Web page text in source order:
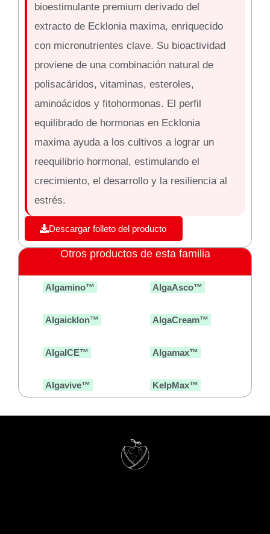
Otros productos de esta familia
Algamino™ AlgaAsco™
Algaicklon™ AlgaCream™
AlgaICE™ Algamax™
Algavive™ KelpMax™
bioestimulante premium derivado del
extracto de Ecklonia maxima, enriquecido
con micronutrientes clave. Su bioactividad
proviene de una combinación natural de
polisacáridos, vitaminas, esteroles,
aminoácidos y fitohormonas. El perfil
equilibrado de hormonas en Ecklonia
maxima ayuda a los cultivos a lograr un
reequilibrio hormonal, estimulando el
crecimiento, el desarrollo y la resiliencia al
estrés.
Descargar folleto del producto